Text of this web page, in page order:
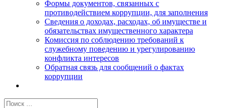
Формы документов, связанных с
противодействием коррупции, для заполнения
Сведения о доходах, расходах, об имуществе и
обязательствах имущественного характера
Комиссия по соблюдению требований к
служебному поведению и урегулированию
конфликта интересов
Обратная связь для сообщений о фактах
коррупции
Результат